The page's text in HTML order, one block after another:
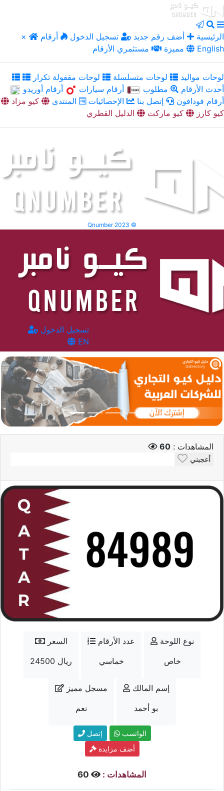
× الرئيسية أضف رقم جديد تسجيل الدخول
أرقام
مميزة
مستثمري الأرقام English
لوحات مواليد لوحات متسلسلة
لوحات مقفولة تكرار
أحدث الأرقام
مطلوب أرقام سيارات
أرقام أوريدو
أرقام فودافون
إتصل بنا الإحصائيات المنتدى
كيو مزاد
كيو كارز
كيو ماركت الدليل القطري
Qnumber 2023 ©
تسجيل الدخول
EN